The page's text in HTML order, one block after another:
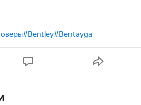
#Bentley#Bentayga